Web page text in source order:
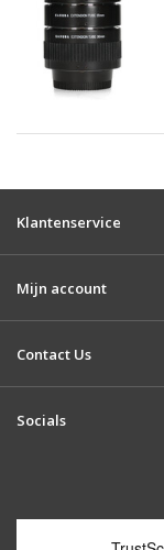
Klantenservice
Mijn account
Contact Us
Socials